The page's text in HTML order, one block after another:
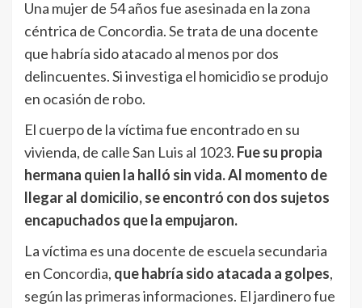
Una mujer de 54 años fue asesinada en la zona
céntrica de Concordia. Se trata de una docente
que habría sido atacado al menos por dos
delincuentes. Si investiga el homicidio se produjo
en ocasión de robo.
El cuerpo de la víctima fue encontrado en su
vivienda, de calle San Luis al 1023. Fue su propia
hermana quien la halló sin vida. Al momento de
llegar al domicilio, se encontró con dos sujetos
encapuchados que la empujaron.
La víctima es una docente de escuela secundaria
en Concordia, que habría sido atacada a golpes,
según las primeras informaciones. El jardinero fue